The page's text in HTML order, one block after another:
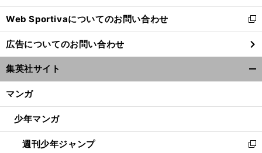
開
く
Web Sportivaについてのお問い合わせ
新
し
い
ウ
ィ
ン
ウ
開
く
広告についてのお問い合わせ
集英社サイト
マンガ
少年マンガ
週刊少年ジャンプ
新